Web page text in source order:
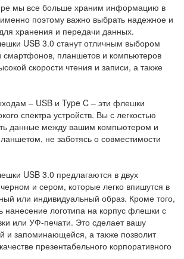
мы все больше храним информацию в
поэтому важно выбрать надежное и
хранения и передачи данных.
USB 3.0 станут отличным выбором
смартфонов, планшетов и компьютеров
скорости чтения и записи, а также
– USB и Type C – эти флешки
спектра устройств. Вы с легкостью
данные между вашим компьютером и
не заботясь о совместимости
USB 3.0 предлагаются в двух
и сером, которые легко впишутся в
или индивидуальный образ. Кроме того,
нанесение логотипа на корпус флешки с
или УФ-печати. Это сделает вашу
и запоминающейся, а также позволит
презентабельного корпоративного